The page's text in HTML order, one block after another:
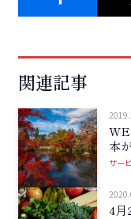
関連記事
本
サー
4月